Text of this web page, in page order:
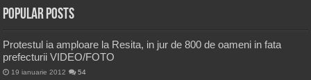
Popular Posts
Protestul ia amploare la Resita, in jur de 800 de oameni in fata
prefecturii VIDEO/FOTO
19 ianuarie 2012 54